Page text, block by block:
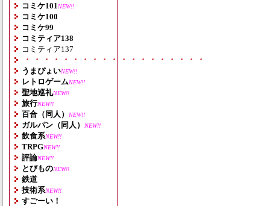
コミケ101 NEW!!
コミケ100
コミケ99
コミティア138
コミティア137
・・・・・・・・・・・・・・・・・・・
うまぴょいNEW!!
レトロゲームNEW!!
聖地巡礼NEW!!
旅行NEW!!
百合（同人） NEW!!
ガルパン（同人） NEW!!
飲食系NEW!!
TRPGNEW!!
評論NEW!!
とびものNEW!!
鉄道
技術系NEW!!
すごーい！